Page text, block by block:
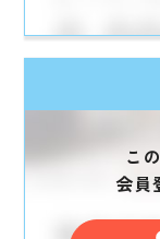
こ
会員